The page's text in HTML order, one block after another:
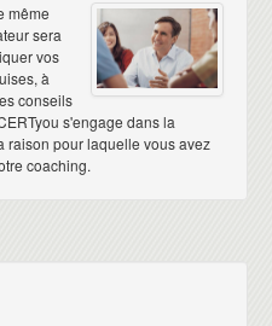
même
sera
vos
à
conseils
s'engage dans la
raison pour laquelle vous avez
coaching.